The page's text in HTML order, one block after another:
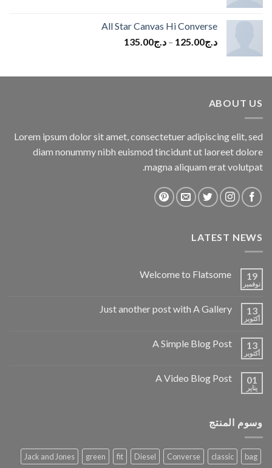
All Star Canvas Hi Converse
د.ج125.00
– د.ج135.00
ABOUT US
Lorem ipsum dolor sit amet, consectetuer adipiscing elit, sed
diam nonummy nibh euismod tincidunt ut laoreet dolore
magna aliquam erat volutpat.
LATEST NEWS
19
نوفمبر
Welcome to Flatsome
13
أكتوبر
Just another post with A Gallery
13
أكتوبر
A Simple Blog Post
01
يناير
A Video Blog Post
وسوم المنتج
bag
classic
Converse
Diesel
fit
green
Jack and Jones